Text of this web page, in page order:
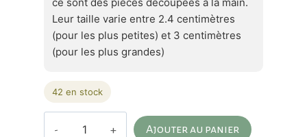
Leur taille varie entre 2.4 centimètres
(pour les plus petites) et 3 centimètres
(pour les plus grandes)
42 en stock
Ajouter au panier